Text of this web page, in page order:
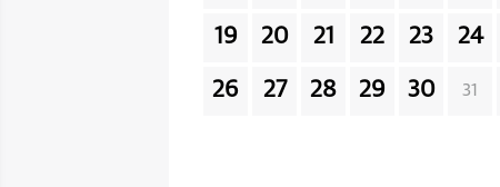
19 20 21 22 23 24
26 27 28 29 30 31